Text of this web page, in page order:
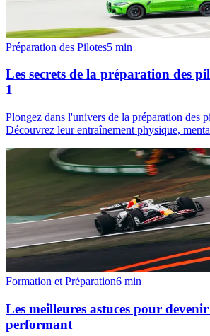
Préparation des Pilotes5 min
Les secrets de la préparation des
1
Plongez dans l'univers de la préparation des
Découvrez leur entraînement physique,
Formation et Préparation6 min
Les meilleures astuces pour
performant